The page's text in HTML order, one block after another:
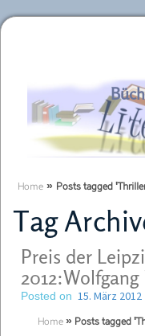
Home » Posts tagged
Tag
Preis der
Posted on 15. März 2012
Home » Posts tagged